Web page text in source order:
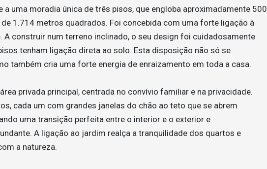
a uma moradia única de três pisos, que engloba aproximadamente 500
de 1.714 metros quadrados. Foi concebida com uma forte ligação à
A construir num terreno inclinado, o seu design foi cuidadosamente
tenham ligação direta ao solo. Esta disposição não só se
também cria uma forte energia de enraizamento em toda a casa.
privada principal, centrada no convívio familiar e na privacidade.
cada um com grandes janelas do chão ao teto que se abrem
uma transição perfeita entre o interior e o exterior e
A ligação ao jardim realça a tranquilidade dos quartos e
a natureza.